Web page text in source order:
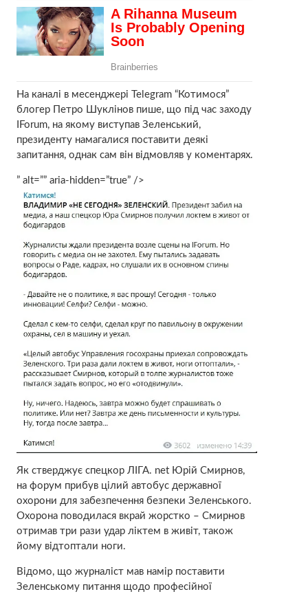
На каналі в месенджері Telegram “Котимося”
блогер Петро Шуклінов пише, що під час заходу
IForum, на якому виступав Зеленський,
президенту намагалися поставити деякі
запитання, однак сам він відмовляв у коментарях.
” alt=”” aria-hidden=”true” />
Як стверджує спецкор ЛІГА. net Юрій Смирнов,
на форум прибув цілий автобус державної
охорони для забезпечення безпеки Зеленського.
Охорона поводилася вкрай жорстко – Смирнов
отримав три рази удар ліктем в живіт, також
йому відтоптали ноги.
Відомо, що журналіст мав намір поставити
Зеленському питання щодо професійної